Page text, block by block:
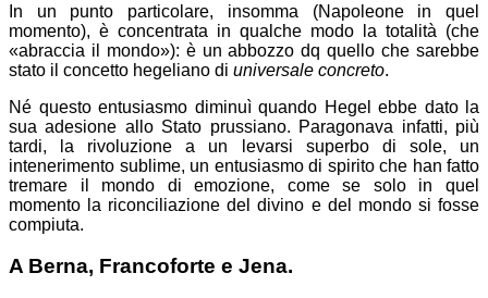
In un punto particolare, insomma (Napoleone in quel
momento), è concentrata in qualche modo la totalità (che
«abraccia il mondo»): è un abbozzo dq quello che sarebbe
stato il concetto hegeliano di universale concreto.
Né questo entusiasmo diminuì quando Hegel ebbe dato la
sua adesione allo Stato prussiano. Paragonava infatti, più
tardi, la rivoluzione a un levarsi superbo di sole, un
intenerimento sublime, un entusiasmo di spirito che han fatto
tremare il mondo di emozione, come se solo in quel
momento la riconciliazione del divino e del mondo si fosse
compiuta.
A Berna, Francoforte e Jena.